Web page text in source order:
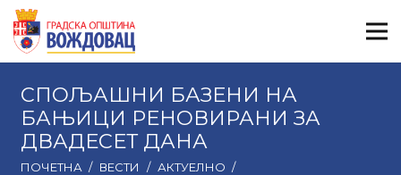
СПОЉАШНИ БАЗЕНИ НА
БАЊИЦИ РЕНОВИРАНИ ЗА
ДВАДЕСЕТ ДАНА
ПОЧЕТНА / ВЕСТИ / АКТУЕЛНО /